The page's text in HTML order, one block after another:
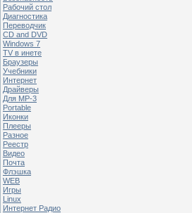
Рабочий стол
Диагностика
Переводчик
CD and DVD
Windows 7
TV в инете
Браузеры
Учебники
Интернет
Драйверы
Для MP-3
Portable
Иконки
Плееры
Разное
Реестр
Видео
Почта
Флэшка
WEB
Игры
Linux
Интернет Радио